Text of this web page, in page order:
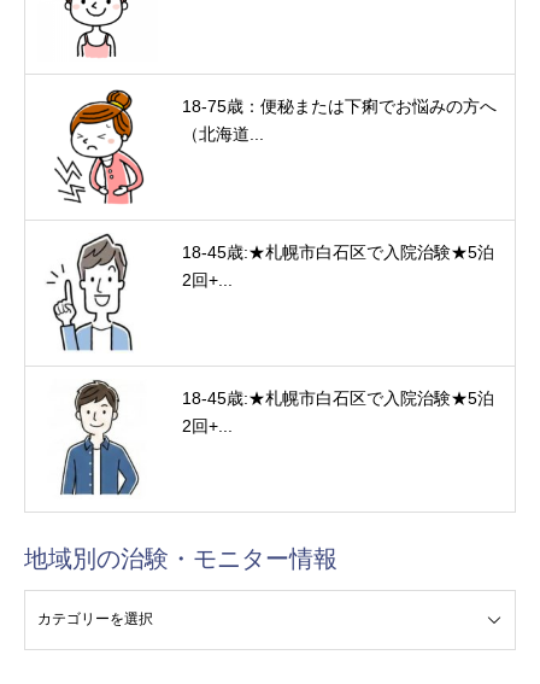
18-75歳：便秘または下痢でお悩みの方へ
（北海道...
18-45歳:★札幌市白石区で入院治験★5泊
2回+...
18-45歳:★札幌市白石区で入院治験★5泊
2回+...
地域別の治験・モニター情報